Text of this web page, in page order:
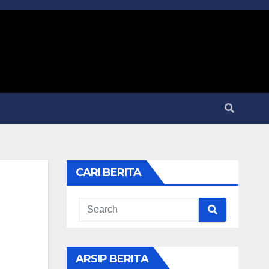
CARI BERITA
ARSIP BERITA